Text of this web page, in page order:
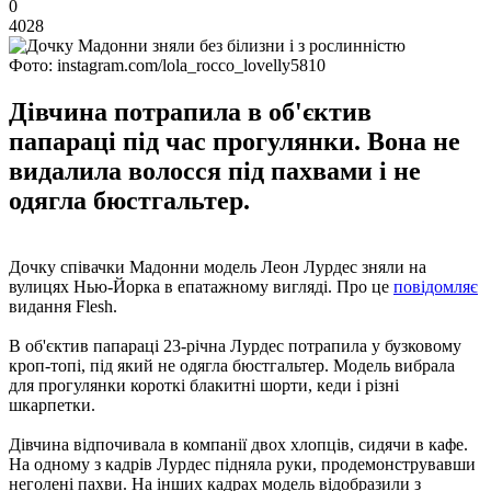
0
4028
Фото: instagram.com/lola_rocco_lovelly5810
Дівчина потрапила в об'єктив
папараці під час прогулянки. Вона не
видалила волосся під пахвами і не
одягла бюстгальтер.
Дочку співачки Мадонни модель Леон Лурдес зняли на
вулицях Нью-Йорка в епатажному вигляді. Про це повідомляє
видання Flesh.
В об'єктив папараці 23-річна Лурдес потрапила у бузковому
кроп-топі, під який не одягла бюстгальтер. Модель вибрала
для прогулянки короткі блакитні шорти, кеди і різні
шкарпетки.
Дівчина відпочивала в компанії двох хлопців, сидячи в кафе.
На одному з кадрів Лурдес підняла руки, продемонструвавши
неголені пахви. На інших кадрах модель відобразили з